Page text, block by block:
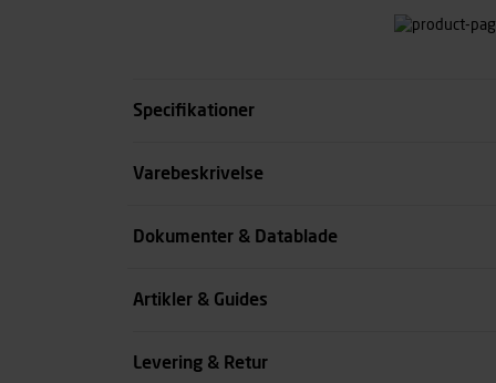
Specifikationer
Størrelse
Varebeskrivelse
Dokumenter & Datablade
Artikler & Guides
Levering & Retur